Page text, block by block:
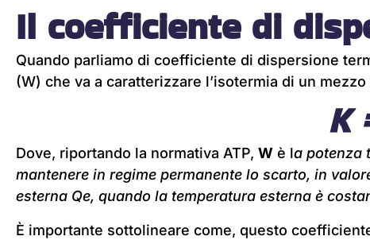
Il coefficiente di
Quando parliamo di coefficiente di dispersione
(W) che va a caratterizzare l’isotermia di un
K
Dove, riportando la normativa ATP, W è la potenza
mantenere in regime permanente lo scarto, in
esterna Qe, quando la temperatura esterna è
È importante sottolineare come, questo